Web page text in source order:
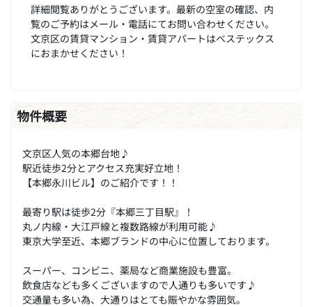
詳細閲覧ありがとうございます。最新の空室の確認、内
覧のご予約はメール・電話にてお問い合わせください。
文京区の賃貸マンション・賃貸アパートはベステックス
におまかせください！
物件概要
文京区人気の本郷台地♪
駅近徒歩2分とアクセス充実好立地！
【本郷永川ビル】のご紹介です！！
最寄り駅は徒歩2分『本郷三丁目駅』！
丸ノ内線・大江戸線と複数路線が利用可能♪
東京大学至近、本郷ブランドの中心に位置しております。
スーパー、コンビニ、薬局など商業施設も豊富。
飲食店なども多くございますので人通りも多いです♪
交通量も多い為、大通りはとても賑やかな雰囲気。